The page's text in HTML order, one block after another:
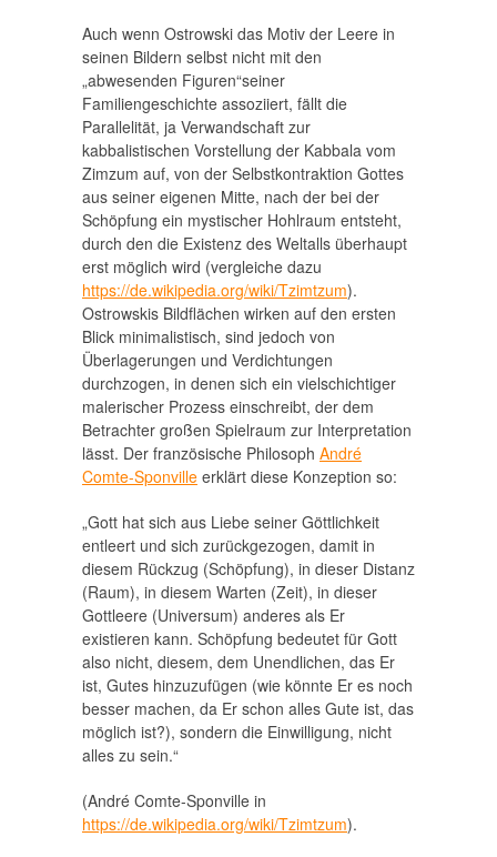
Auch wenn Ostrowski das Motiv der Leere in
seinen Bildern selbst nicht mit den
„abwesenden Figuren“seiner
Familiengeschichte assoziiert, fällt die
Parallelität, ja Verwandschaft zur
kabbalistischen Vorstellung der Kabbala vom
Zimzum auf, von der Selbstkontraktion Gottes
aus seiner eigenen Mitte, nach der bei der
Schöpfung ein mystischer Hohlraum entsteht,
durch den die Existenz des Weltalls überhaupt
erst möglich wird (vergleiche dazu
https://de.wikipedia.org/wiki/Tzimtzum).
Ostrowskis Bildflächen wirken auf den ersten
Blick minimalistisch, sind jedoch von
Überlagerungen und Verdichtungen
durchzogen, in denen sich ein vielschichtiger
malerischer Prozess einschreibt, der dem
Betrachter großen Spielraum zur Interpretation
lässt. Der französische Philosoph André
Comte-Sponville erklärt diese Konzeption so:
„Gott hat sich aus Liebe seiner Göttlichkeit
entleert und sich zurückgezogen, damit in
diesem Rückzug (Schöpfung), in dieser Distanz
(Raum), in diesem Warten (Zeit), in dieser
Gottleere (Universum) anderes als Er
existieren kann. Schöpfung bedeutet für Gott
also nicht, diesem, dem Unendlichen, das Er
ist, Gutes hinzuzufügen (wie könnte Er es noch
besser machen, da Er schon alles Gute ist, das
möglich ist?), sondern die Einwilligung, nicht
alles zu sein.“
(André Comte-Sponville in
https://de.wikipedia.org/wiki/Tzimtzum).